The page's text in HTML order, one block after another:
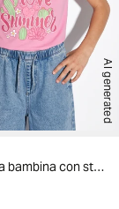
AI generated
originale
T-shirt estiva bambina con stampa lucida - Rosa